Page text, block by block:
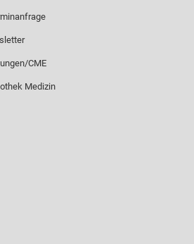
CME
Medizin